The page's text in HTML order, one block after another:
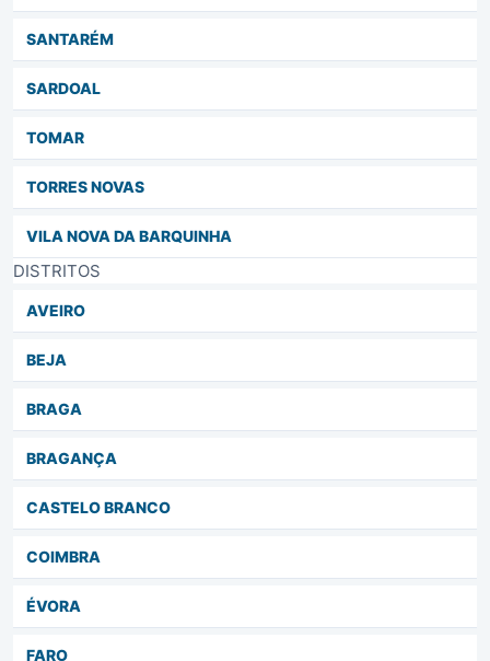
SANTARÉM
SARDOAL
TOMAR
TORRES NOVAS
VILA NOVA DA BARQUINHA
DISTRITOS
AVEIRO
BEJA
BRAGA
BRAGANÇA
CASTELO BRANCO
COIMBRA
ÉVORA
FARO